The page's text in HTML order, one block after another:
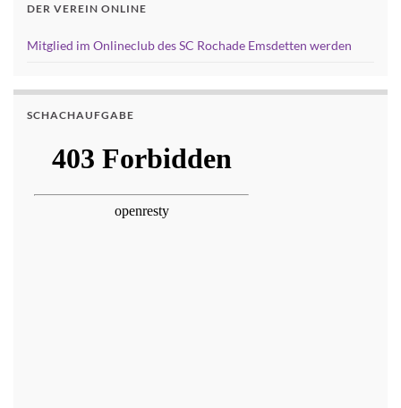
DER VEREIN ONLINE
Mitglied im Onlineclub des SC Rochade Emsdetten werden
SCHACHAUFGABE